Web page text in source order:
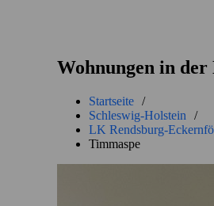
Wohnungen in der
Startseite /
Schleswig-Holstein
/
LK Rendsburg-
Timmaspe